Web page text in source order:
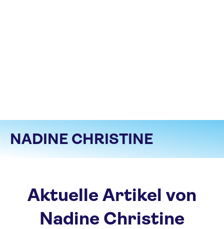
NADINE CHRISTINE
Aktuelle Artikel von
Nadine Christine